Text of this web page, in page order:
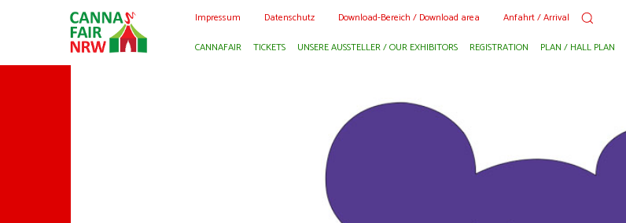
Impressum Datenschutz Download-Bereich / Download area Anfahrt / Arrival
CANNAFAIR TICKETS UNSERE AUSSTELLER / OUR EXHIBITORS REGISTRATION PLAN / HALL PLAN